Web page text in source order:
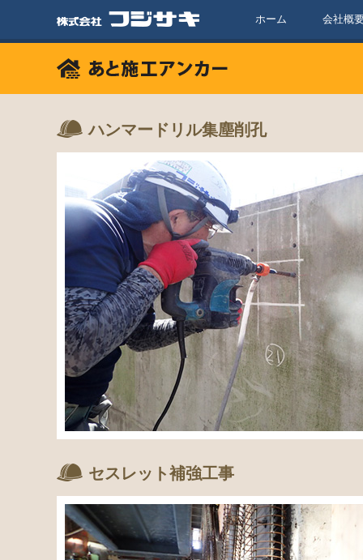
ホーム 会社概
ハンマードリル集塵削孔
セスレット補強工事